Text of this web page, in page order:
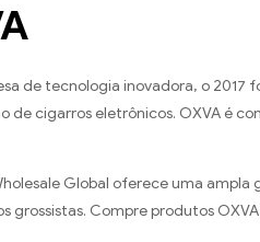
de tecnologia inovadora, o 2017
cigarros eletrônicos. OXVA é
Global oferece uma
grossistas. Compre produtos